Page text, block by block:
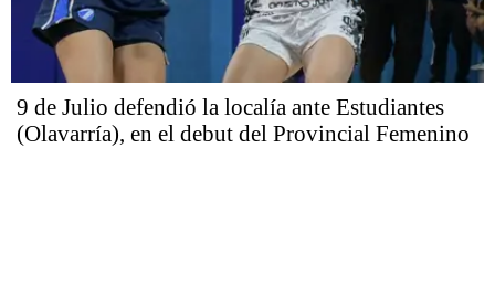
9 de Julio defendió la localía ante Estudiantes
(Olavarría), en el debut del Provincial Femenino